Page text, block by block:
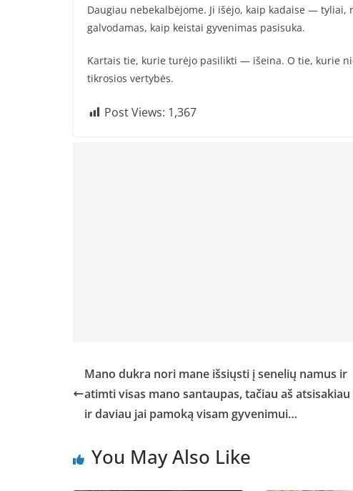
Daugiau nebekalbėjome. Ji išėjo, kaip kadaise —
galvodamas, kaip keistai gyvenimas pasisuka.
Kartais tie, kurie turėjo pasilikti — išeina. O tie, kurie
tikrosios vertybės.
Post Views: 1,367
Mano dukra nori mane išsiųsti į senelių namus ir
atimti visas mano santaupas, tačiau aš atsisakiau
ir daviau jai pamoką visam gyvenimui…
You May Also Like